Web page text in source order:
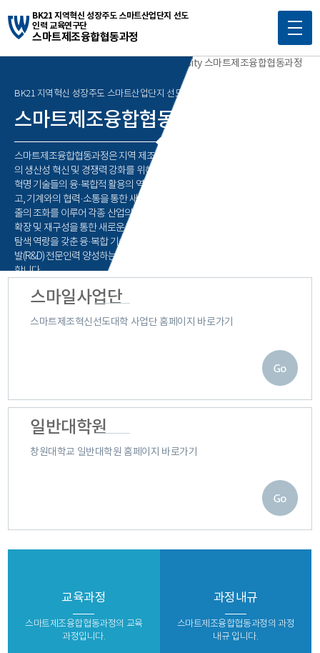
BK21 지역혁신 성장주도 스마트산업단지 선도
인력 교육연구단
스마트제조융합협동과정
BK21 지역혁신 성장주도 스마트산업단지 선도인력 교육연구단
스마트제조융합협동과정
스마트제조융합협동과정은 지역 제조기업들
의 생산성 혁신 및 경쟁력 강화를 위해 4차 산업
혁명 기술들의 융·복합적 활용의 역량 강화하
고, 기계와의 협력·소통을 통한 새로운 가치 창
출의 조화를 이루어 각종 산업의 수직·수평적
확장 및 재구성을 통한 새로운 비즈니스 모델
탐색 역량을 갖춘 융·복합 기술 분야의 연구개
발(R&D) 전문인력 양성하는 것을 교육목표로
합니다.
스마일사업단
스마트제조혁신선도대학 사업단 홈페이지 바로가기
일반대학원
창원대학교 일반대학원 홈페이지 바로가기
교육과정
스마트제조융합협동과정의 교육
과정입니다.
과정내규
스마트제조융합협동과정의 과정
내규 입니다.